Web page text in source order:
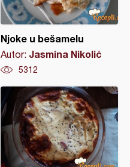
Njoke u bešamelu
Autor: Jasmina Nikolić
5312